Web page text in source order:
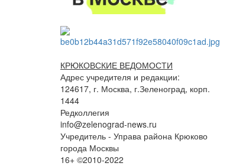
КРЮКОВСКИЕ ВЕДОМОСТИ
Адрес учредителя и редакции:
124617, г. Москва, г.Зеленоград, корп.
1444
Редколлегия
info@zelenograd-news.ru
Учредитель - Управа района Крюково
города Москвы
16+ ©2010-2022